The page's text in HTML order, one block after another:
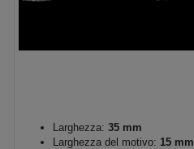
Larghezza: 35 mm
Larghezza del motivo: 15 mm